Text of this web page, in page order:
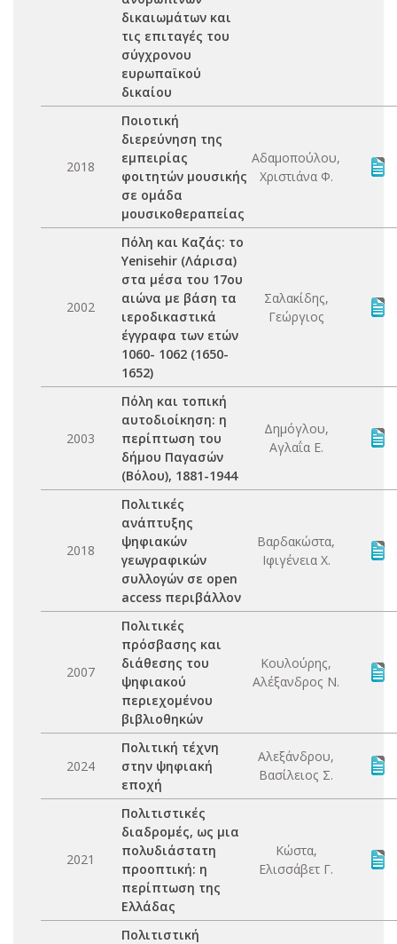
δικαιωμάτων και
τις επιταγές του
σύγχρονου
ευρωπαϊκού
δικαίου
2018
Ποιοτική
διερεύνηση της
εμπειρίας
φοιτητών μουσικής
σε ομάδα
μουσικοθεραπείας
Αδαμοπούλου,
Χριστιάνα Φ.
2002
Πόλη και Καζάς: το
Yenisehir (Λάρισα)
στα μέσα του 17ου
αιώνα με βάση τα
ιεροδικαστικά
έγγραφα των ετών
1060- 1062 (1650-
1652)
Σαλακίδης,
Γεώργιος
2003
Πόλη και τοπική
αυτοδιοίκηση: η
περίπτωση του
δήμου Παγασών
(Βόλου), 1881-1944
Δημόγλου,
Αγλαΐα Ε.
2018
Πολιτικές
ανάπτυξης
ψηφιακών
γεωγραφικών
συλλογών σε open
access περιβάλλον
Βαρδακώστα,
Ιφιγένεια Χ.
2007
Πολιτικές
πρόσβασης και
διάθεσης του
ψηφιακού
περιεχομένου
βιβλιοθηκών
Κουλούρης,
Αλέξανδρος Ν.
2024
Πολιτική τέχνη
στην ψηφιακή
εποχή
Αλεξάνδρου,
Βασίλειος Σ.
2021
Πολιτιστικές
διαδρομές, ως μια
πολυδιάστατη
προοπτική: η
περίπτωση της
Ελλάδας
Κώστα,
Ελισσάβετ Γ.
Πολιτιστική